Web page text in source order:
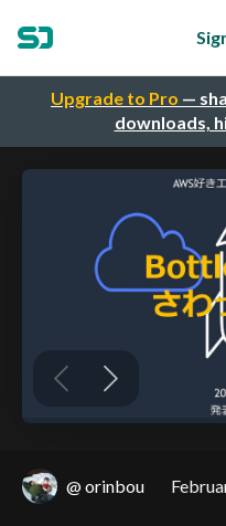
Upgrade to Pro —
downloads,
@ orinbou